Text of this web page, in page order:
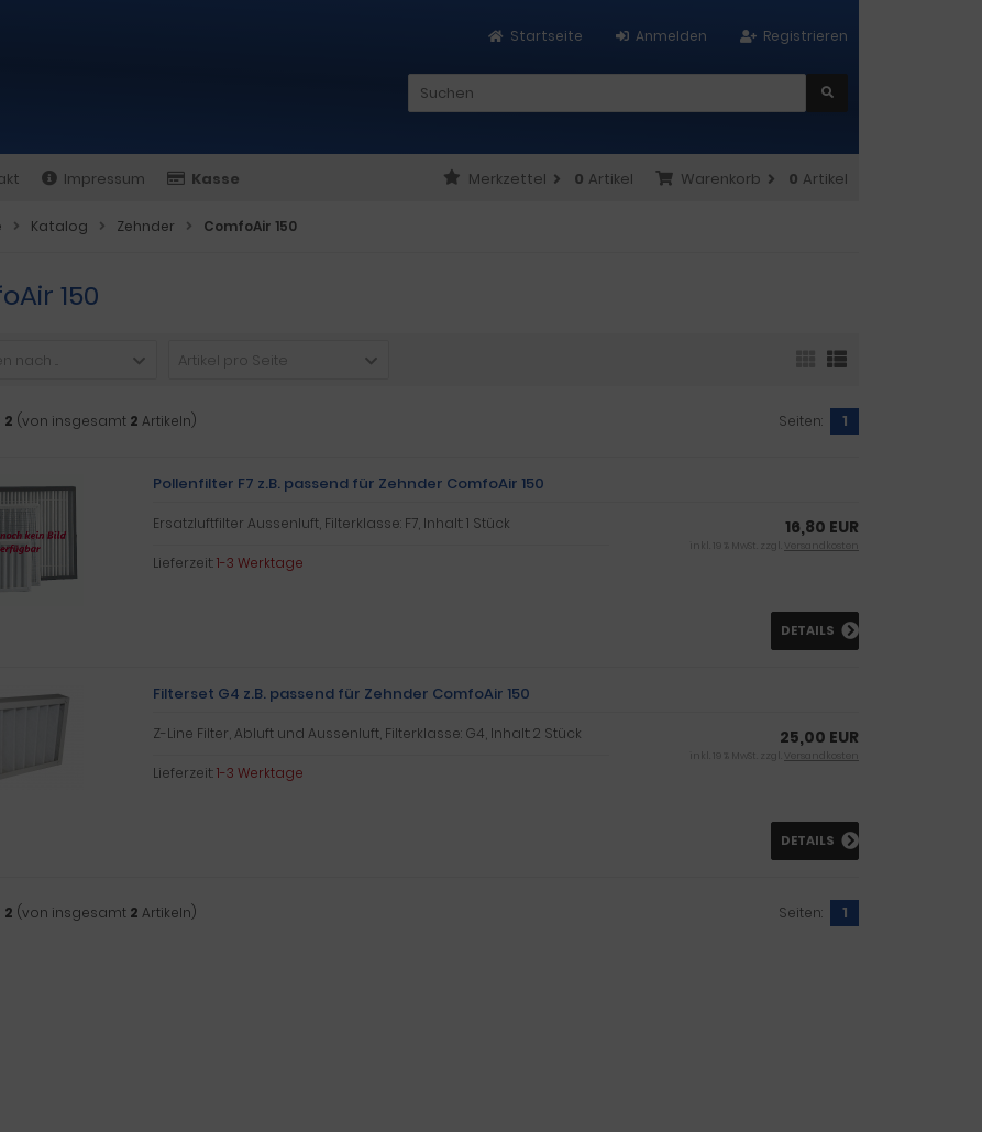
Registrieren
Anmelden
Startseite
Impressum Kasse Warenkorb 0 Artikel
Merkzettel 0 Artikel
Katalog Zehnder ComfoAir 150
150
nach ... Artikel pro Seite
2 (von insgesamt 2 Artikeln) Seiten: 1
Pollenfilter F7 z.B. passend für Zehnder ComfoAir 150
Ersatzluftfilter Aussenluft, Filterklasse: F7, Inhalt: 1 Stück
Lieferzeit:1-3 Werktage
16,80 EUR
inkl. 19 % MwSt. zzgl. Versandkosten
DETAILS
Filterset G4 z.B. passend für Zehnder ComfoAir 150
Z-Line Filter, Abluft und Aussenluft, Filterklasse: G4, Inhalt: 2 Stück
Lieferzeit:1-3 Werktage
25,00 EUR
inkl. 19 % MwSt. zzgl. Versandkosten
DETAILS
2 (von insgesamt 2 Artikeln) Seiten: 1